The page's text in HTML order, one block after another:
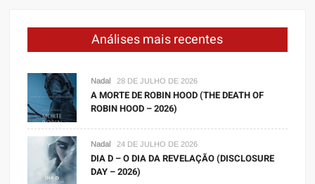
Análises mais recentes
Nadal 28 DE JULHO DE 2026
A MORTE DE ROBIN HOOD (THE DEATH OF
ROBIN HOOD – 2026)
Nadal 24 DE JULHO DE 2026
DIA D – O DIA DA REVELAÇÃO (DISCLOSURE
DAY – 2026)